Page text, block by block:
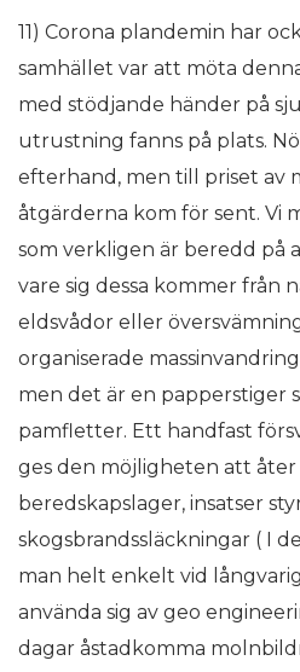
11) Corona plandemin har
samhället var att möta
med stödjande händer på
utrustning fanns på plats.
efterhand, men till priset av
åtgärderna kom för sent. Vi
som verkligen är beredd på
vare sig dessa kommer från
eldsvådor eller
organiserade
men det är en papperstiger
pamfletter. Ett handfast
ges den möjligheten att
beredskapslager, insatser
skogsbrandssläckningar ( I
man helt enkelt vid
använda sig av geo
dagar åstadkomma